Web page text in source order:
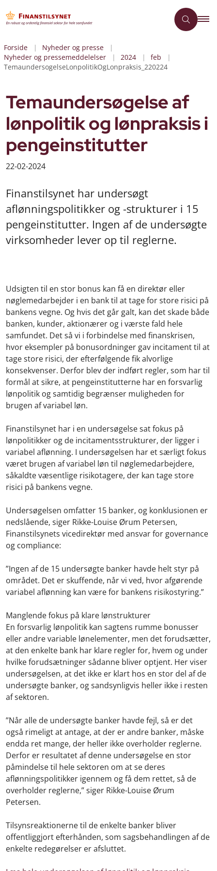
Forside
Nyheder og presse
Nyheder og pressemeddelelser
2024
feb
TemaundersogelseLonpolitikOgLonpraksis_220224
Temaundersøgelse af
lønpolitik og lønpraksis i
pengeinstitutter
22-02-2024
Finanstilsynet har undersøgt
aflønningspolitikker og -strukturer i 15
pengeinstitutter. Ingen af de undersøgte
virksomheder lever op til reglerne.
Udsigten til en stor bonus kan få en direktør eller
nøglemedarbejder i en bank til at tage for store risici på
bankens vegne. Og hvis det går galt, kan det skade både
banken, kunder, aktionærer og i værste fald hele
samfundet. Det så vi i forbindelse med finanskrisen,
hvor eksempler på bonusordninger gav incitament til at
tage store risici, der efterfølgende fik alvorlige
konsekvenser. Derfor blev der indført regler, som har til
formål at sikre, at pengeinstitutterne har en forsvarlig
lønpolitik og samtidig begrænser muligheden for
brugen af variabel løn.
Finanstilsynet har i en undersøgelse sat fokus på
lønpolitikker og de incitamentsstrukturer, der ligger i
variabel aflønning. I undersøgelsen har et særligt fokus
været brugen af variabel løn til nøglemedarbejdere,
såkaldte væsentlige risikotagere, der kan tage store
risici på bankens vegne.
Undersøgelsen omfatter 15 banker, og konklusionen er
nedslående, siger Rikke-Louise Ørum Petersen,
Finanstilsynets vicedirektør med ansvar for governance
og compliance:
”Ingen af de 15 undersøgte banker havde helt styr på
området. Det er skuffende, når vi ved, hvor afgørende
variabel aflønning kan være for bankens risikostyring.”
Manglende fokus på klare lønstrukturer
En forsvarlig lønpolitik kan sagtens rumme bonusser
eller andre variable lønelementer, men det forudsætter,
at den enkelte bank har klare regler for, hvem og under
hvilke forudsætninger sådanne bliver optjent. Her viser
undersøgelsen, at det ikke er klart hos en stor del af de
undersøgte banker, og sandsynligvis heller ikke i resten
af sektoren.
”Når alle de undersøgte banker havde fejl, så er det
også rimeligt at antage, at der er andre banker, måske
endda ret mange, der heller ikke overholder reglerne.
Derfor er resultatet af denne undersøgelse en stor
påmindelse til hele sektoren om at se deres
aflønningspolitikker igennem og få dem rettet, så de
overholder reglerne,” siger Rikke-Louise Ørum
Petersen.
Tilsynsreaktionerne til de enkelte banker bliver
offentliggjort efterhånden, som sagsbehandlingen af de
enkelte redegørelser er afsluttet.